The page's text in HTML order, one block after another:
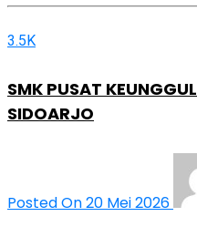
3.5K
SMK PUSAT
SIDOARJO
Posted On 20 Mei 2026